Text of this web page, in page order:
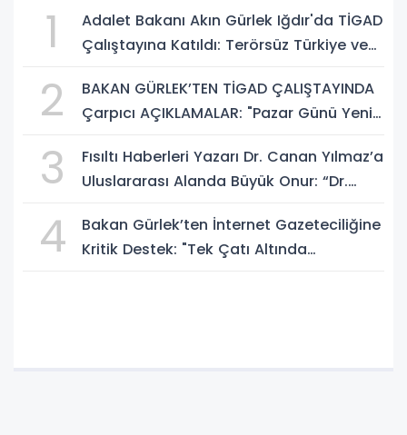
1
Adalet Bakanı Akın Gürlek Iğdır'da TİGAD
Çalıştayına Katıldı: Terörsüz Türkiye ve
2
BAKAN GÜRLEK’TEN TİGAD ÇALIŞTAYINDA
Çarpıcı AÇIKLAMALAR: "Pazar Günü Yeni
3
Fısıltı Haberleri Yazarı Dr. Canan Yılmaz’a
Uluslararası Alanda Büyük Onur: “Dr.
4
Bakan Gürlek’ten İnternet Gazeteciliğine
Kritik Destek: "Tek Çatı Altında